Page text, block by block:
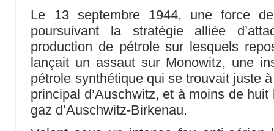
Le 13 septembre 1944, une force de
poursuivant la stratégie alliée
production de pétrole sur lesquels
lançait un assaut sur Monowitz, une
pétrole synthétique qui se trouvait juste
principal d’Auschwitz, et à moins de
gaz d’Auschwitz-Birkenau.